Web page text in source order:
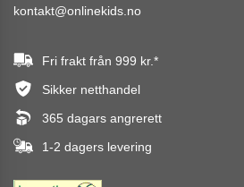
kontakt@onlinekids.no
Fri frakt från 999 kr.*
Sikker netthandel
365 dagars angrerett
1-2 dagers levering